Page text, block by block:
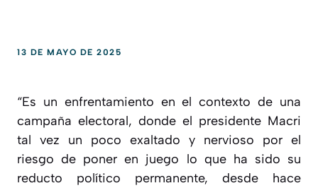
13 DE MAYO DE 2025
“Es un enfrentamiento en el contexto de una
campaña electoral, donde el presidente Macri
tal vez un poco exaltado y nervioso por el
riesgo de poner en juego lo que ha sido su
reducto político permanente, desde hace